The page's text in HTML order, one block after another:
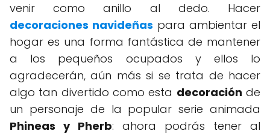
venir como anillo al dedo. Hacer
decoraciones navideñas para ambientar el
hogar es una forma fantástica de mantener
a los pequeños ocupados y ellos lo
agradecerán, aún más si se trata de hacer
algo tan divertido como esta decoración de
un personaje de la popular serie animada
Phineas y Pherb: ahora podrás tener al